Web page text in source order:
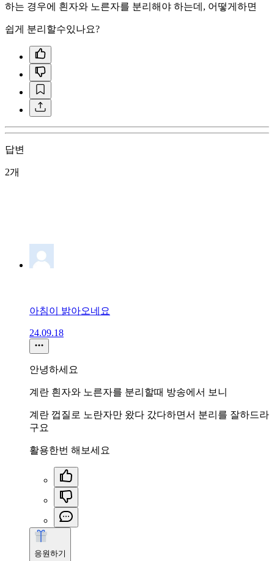
하는 경우에 흰자와 노른자를 분리해야 하는데, 어떻게하면
쉽게 분리할수있나요?
답변
2개
아침이 밝아오네요
24.09.18
안녕하세요
계란 흰자와 노른자를 분리할때 방송에서 보니
계란 껍질로 노란자만 왔다 갔다하면서 분리를 잘하드라
구요
활용한번 해보세요
응원하기